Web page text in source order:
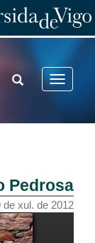
Toggle
TOGGLE
SEARCH
Pedrosa
de xul. de 2012